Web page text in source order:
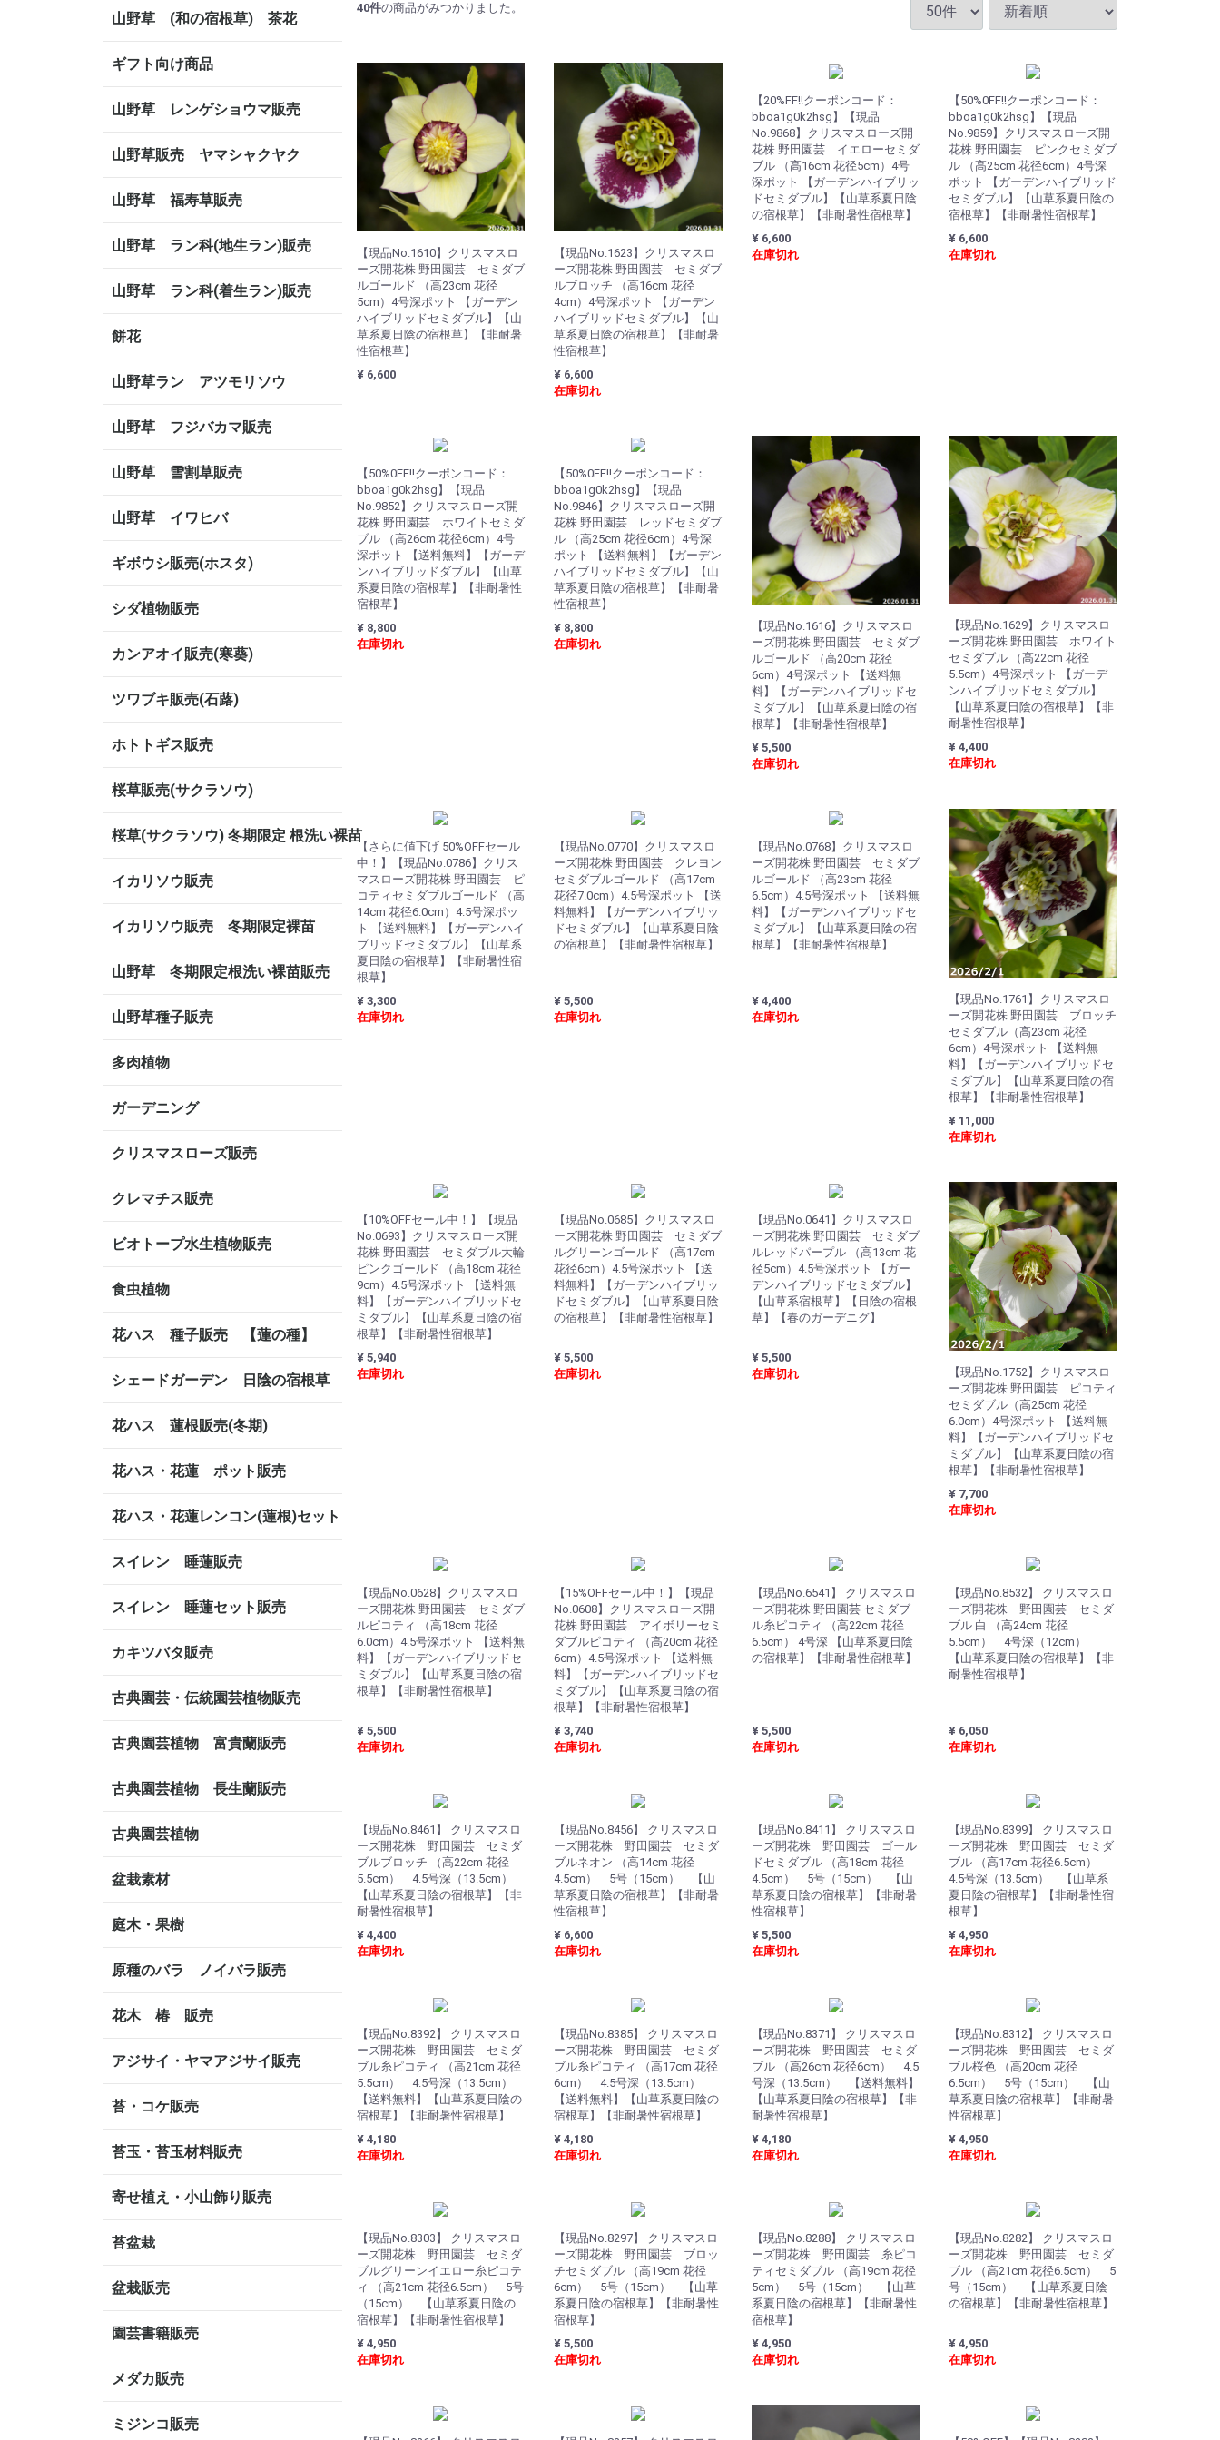
山野草 (和の宿根草) 茶花
ギフト向け商品
山野草 レンゲショウマ販売
山野草販売 ヤマシャクヤク
山野草 福寿草販売
山野草 ラン科(地生ラン)販売
山野草 ラン科(着生ラン)販売
餅花
山野草ラン アツモリソウ
山野草 フジバカマ販売
山野草 雪割草販売
山野草 イワヒバ
ギボウシ販売(ホスタ)
シダ植物販売
カンアオイ販売(寒葵)
ツワブキ販売(石蕗)
ホトトギス販売
桜草販売(サクラソウ)
桜草(サクラソウ) 冬期限定 根洗い裸苗
イカリソウ販売
イカリソウ販売 冬期限定裸苗
山野草 冬期限定根洗い裸苗販売
山野草種子販売
多肉植物
ガーデニング
クリスマスローズ販売
クレマチス販売
ビオトープ水生植物販売
食虫植物
花ハス 種子販売 【蓮の種】
シェードガーデン 日陰の宿根草
花ハス 蓮根販売(冬期)
花ハス・花蓮 ポット販売
花ハス・花蓮レンコン(蓮根)セット
スイレン 睡蓮販売
スイレン 睡蓮セット販売
カキツバタ販売
古典園芸・伝統園芸植物販売
古典園芸植物 富貴蘭販売
古典園芸植物 長生蘭販売
古典園芸植物
盆栽素材
庭木・果樹
原種のバラ ノイバラ販売
花木 椿 販売
アジサイ・ヤマアジサイ販売
苔・コケ販売
苔玉・苔玉材料販売
寄せ植え・小山飾り販売
苔盆栽
盆栽販売
園芸書籍販売
メダカ販売
ミジンコ販売
40件の商品がみつかりました。
【現品No.1610】クリスマスロ
ーズ開花株 野田園芸 セミダブ
ルゴールド （高23cm 花径
5cm）4号深ポット 【ガーデン
ハイブリッドセミダブル】【山
草系夏日陰の宿根草】【非耐暑
性宿根草】
¥ 6,600
【現品No.1623】クリスマスロ
ーズ開花株 野田園芸 セミダブ
ルブロッチ （高16cm 花径
4cm）4号深ポット 【ガーデン
ハイブリッドセミダブル】【山
草系夏日陰の宿根草】【非耐暑
性宿根草】
¥ 6,600
在庫切れ
【20%FF!!クーポンコード：
bboa1g0k2hsg】【現品
No.9868】クリスマスローズ開
花株 野田園芸 イエローセミダ
ブル （高16cm 花径5cm）4号
深ポット 【ガーデンハイブリッ
ドセミダブル】【山草系夏日陰
の宿根草】【非耐暑性宿根草】
¥ 6,600
在庫切れ
【50%0FF!!クーポンコード：
bboa1g0k2hsg】【現品
No.9859】クリスマスローズ開
花株 野田園芸 ピンクセミダブ
ル （高25cm 花径6cm）4号深
ポット 【ガーデンハイブリッド
セミダブル】【山草系夏日陰の
宿根草】【非耐暑性宿根草】
¥ 6,600
在庫切れ
【50%0FF!!クーポンコード：
bboa1g0k2hsg】【現品
No.9852】クリスマスローズ開
花株 野田園芸 ホワイトセミダ
ブル （高26cm 花径6cm）4号
深ポット 【送料無料】【ガーデ
ンハイブリッドダブル】【山草
系夏日陰の宿根草】【非耐暑性
宿根草】
¥ 8,800
在庫切れ
【50%0FF!!クーポンコード：
bboa1g0k2hsg】【現品
No.9846】クリスマスローズ開
花株 野田園芸 レッドセミダブ
ル （高25cm 花径6cm）4号深
ポット 【送料無料】【ガーデン
ハイブリッドセミダブル】【山
草系夏日陰の宿根草】【非耐暑
性宿根草】
¥ 8,800
在庫切れ
【現品No.1616】クリスマスロ
ーズ開花株 野田園芸 セミダブ
ルゴールド （高20cm 花径
6cm）4号深ポット 【送料無
料】【ガーデンハイブリッドセ
ミダブル】【山草系夏日陰の宿
根草】【非耐暑性宿根草】
¥ 5,500
在庫切れ
【現品No.1629】クリスマスロ
ーズ開花株 野田園芸 ホワイト
セミダブル （高22cm 花径
5.5cm）4号深ポット 【ガーデ
ンハイブリッドセミダブル】
【山草系夏日陰の宿根草】【非
耐暑性宿根草】
¥ 4,400
在庫切れ
【さらに値下げ 50%OFFセール
中！】【現品No.0786】クリス
マスローズ開花株 野田園芸 ピ
コティセミダブルゴールド （高
14cm 花径6.0cm）4.5号深ポッ
ト 【送料無料】【ガーデンハイ
ブリッドセミダブル】【山草系
夏日陰の宿根草】【非耐暑性宿
根草】
¥ 3,300
在庫切れ
【現品No.0770】クリスマスロ
ーズ開花株 野田園芸 クレヨン
セミダブルゴールド （高17cm
花径7.0cm）4.5号深ポット 【送
料無料】【ガーデンハイブリッ
ドセミダブル】【山草系夏日陰
の宿根草】【非耐暑性宿根草】
¥ 5,500
在庫切れ
【現品No.0768】クリスマスロ
ーズ開花株 野田園芸 セミダブ
ルゴールド （高23cm 花径
6.5cm）4.5号深ポット 【送料無
料】【ガーデンハイブリッドセ
ミダブル】【山草系夏日陰の宿
根草】【非耐暑性宿根草】
¥ 4,400
在庫切れ
【現品No.1761】クリスマスロ
ーズ開花株 野田園芸 ブロッチ
セミダブル（高23cm 花径
6cm）4号深ポット 【送料無
料】【ガーデンハイブリッドセ
ミダブル】【山草系夏日陰の宿
根草】【非耐暑性宿根草】
¥ 11,000
在庫切れ
【10%OFFセール中！】【現品
No.0693】クリスマスローズ開
花株 野田園芸 セミダブル大輪
ピンクゴールド （高18cm 花径
9cm）4.5号深ポット 【送料無
料】【ガーデンハイブリッドセ
ミダブル】【山草系夏日陰の宿
根草】【非耐暑性宿根草】
¥ 5,940
在庫切れ
【現品No.0685】クリスマスロ
ーズ開花株 野田園芸 セミダブ
ルグリーンゴールド （高17cm
花径6cm）4.5号深ポット 【送
料無料】【ガーデンハイブリッ
ドセミダブル】【山草系夏日陰
の宿根草】【非耐暑性宿根草】
¥ 5,500
在庫切れ
【現品No.0641】クリスマスロ
ーズ開花株 野田園芸 セミダブ
ルレッドパープル （高13cm 花
径5cm）4.5号深ポット 【ガー
デンハイブリッドセミダブル】
【山草系宿根草】【日陰の宿根
草】【春のガーデニグ】
¥ 5,500
在庫切れ
【現品No.1752】クリスマスロ
ーズ開花株 野田園芸 ピコティ
セミダブル（高25cm 花径
6.0cm）4号深ポット 【送料無
料】【ガーデンハイブリッドセ
ミダブル】【山草系夏日陰の宿
根草】【非耐暑性宿根草】
¥ 7,700
在庫切れ
【現品No.0628】クリスマスロ
ーズ開花株 野田園芸 セミダブ
ルピコティ （高18cm 花径
6.0cm）4.5号深ポット 【送料無
料】【ガーデンハイブリッドセ
ミダブル】【山草系夏日陰の宿
根草】【非耐暑性宿根草】
¥ 5,500
在庫切れ
【15%OFFセール中！】【現品
No.0608】クリスマスローズ開
花株 野田園芸 アイボリーセミ
ダブルピコティ （高20cm 花径
6cm）4.5号深ポット 【送料無
料】【ガーデンハイブリッドセ
ミダブル】【山草系夏日陰の宿
根草】【非耐暑性宿根草】
¥ 3,740
在庫切れ
【現品No.6541】 クリスマスロ
ーズ開花株 野田園芸 セミダブ
ル糸ピコティ （高22cm 花径
6.5cm） 4号深 【山草系夏日陰
の宿根草】【非耐暑性宿根草】
¥ 5,500
在庫切れ
【現品No.8532】 クリスマスロ
ーズ開花株 野田園芸 セミダ
ブル 白 （高24cm 花径
5.5cm） 4号深（12cm）
【山草系夏日陰の宿根草】【非
耐暑性宿根草】
¥ 6,050
在庫切れ
【現品No.8461】 クリスマスロ
ーズ開花株 野田園芸 セミダ
ブルブロッチ （高22cm 花径
5.5cm） 4.5号深（13.5cm）
【山草系夏日陰の宿根草】【非
耐暑性宿根草】
¥ 4,400
在庫切れ
【現品No.8456】 クリスマスロ
ーズ開花株 野田園芸 セミダ
ブルネオン （高14cm 花径
4.5cm） 5号（15cm） 【山
草系夏日陰の宿根草】【非耐暑
性宿根草】
¥ 6,600
在庫切れ
【現品No.8411】 クリスマスロ
ーズ開花株 野田園芸 ゴール
ドセミダブル （高18cm 花径
4.5cm） 5号（15cm） 【山
草系夏日陰の宿根草】【非耐暑
性宿根草】
¥ 5,500
在庫切れ
【現品No.8399】 クリスマスロ
ーズ開花株 野田園芸 セミダ
ブル （高17cm 花径6.5cm）
4.5号深（13.5cm） 【山草系
夏日陰の宿根草】【非耐暑性宿
根草】
¥ 4,950
在庫切れ
【現品No.8392】 クリスマスロ
ーズ開花株 野田園芸 セミダ
ブル糸ピコティ （高21cm 花径
5.5cm） 4.5号深（13.5cm）
【送料無料】【山草系夏日陰の
宿根草】【非耐暑性宿根草】
¥ 4,180
在庫切れ
【現品No.8385】 クリスマスロ
ーズ開花株 野田園芸 セミダ
ブル糸ピコティ （高17cm 花径
6cm） 4.5号深（13.5cm）
【送料無料】【山草系夏日陰の
宿根草】【非耐暑性宿根草】
¥ 4,180
在庫切れ
【現品No.8371】 クリスマスロ
ーズ開花株 野田園芸 セミダ
ブル （高26cm 花径6cm） 4.5
号深（13.5cm） 【送料無料】
【山草系夏日陰の宿根草】【非
耐暑性宿根草】
¥ 4,180
在庫切れ
【現品No.8312】 クリスマスロ
ーズ開花株 野田園芸 セミダ
ブル桜色 （高20cm 花径
6.5cm） 5号（15cm） 【山
草系夏日陰の宿根草】【非耐暑
性宿根草】
¥ 4,950
在庫切れ
【現品No.8303】 クリスマスロ
ーズ開花株 野田園芸 セミダ
ブルグリーンイエロー糸ピコテ
ィ （高21cm 花径6.5cm） 5号
（15cm） 【山草系夏日陰の
宿根草】【非耐暑性宿根草】
¥ 4,950
在庫切れ
【現品No.8297】 クリスマスロ
ーズ開花株 野田園芸 ブロッ
チセミダブル （高19cm 花径
6cm） 5号（15cm） 【山草
系夏日陰の宿根草】【非耐暑性
宿根草】
¥ 5,500
在庫切れ
【現品No.8288】 クリスマスロ
ーズ開花株 野田園芸 糸ピコ
ティセミダブル （高19cm 花径
5cm） 5号（15cm） 【山草
系夏日陰の宿根草】【非耐暑性
宿根草】
¥ 4,950
在庫切れ
【現品No.8282】 クリスマスロ
ーズ開花株 野田園芸 セミダ
ブル （高21cm 花径6.5cm） 5
号（15cm） 【山草系夏日陰
の宿根草】【非耐暑性宿根草】
¥ 4,950
在庫切れ